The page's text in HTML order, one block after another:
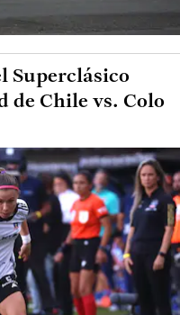
Superclásico
de Chile vs. Colo